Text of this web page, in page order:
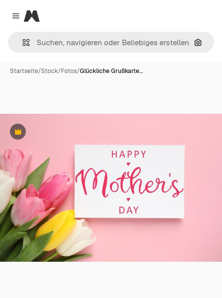
Close menu
Magnific
Nach
Startseite/Stock/Fotos/Glückliche Grußkarte…
Premium